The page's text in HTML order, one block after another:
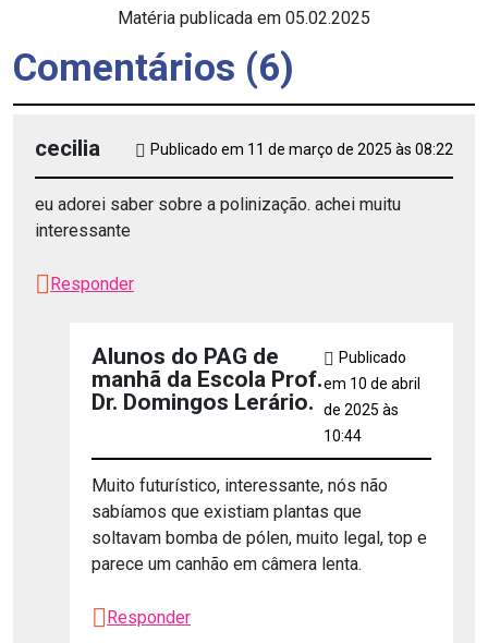
Matéria publicada em 05.02.2025
Comentários (6)
cecilia Publicado em 11 de março de 2025 às 08:22
eu adorei saber sobre a polinização. achei muitu
interessante
Responder
Alunos do PAG de
manhã da Escola Prof.
Dr. Domingos Lerário.
Publicado
em 10 de abril
de 2025 às
10:44
Muito futurístico, interessante, nós não
sabíamos que existiam plantas que
soltavam bomba de pólen, muito legal, top e
parece um canhão em câmera lenta.
Responder